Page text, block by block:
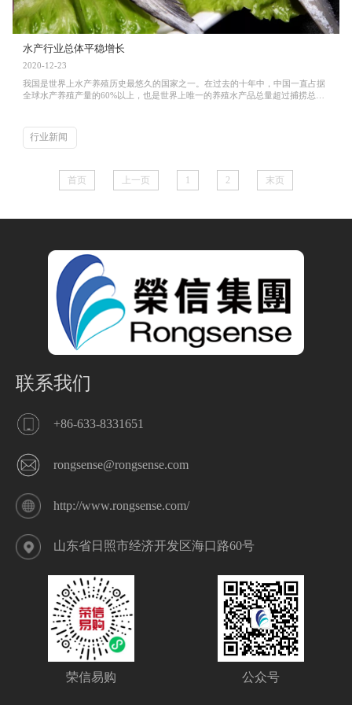
水产行业总体平稳增长
2020-12-23
我国是世界上水产养殖历史最悠久的国家之一。在过去的十年中，中国一直占据
全球水产养殖产量的60%以上，也是世界上唯一的养殖水产品总量超过捕捞总量
行业新闻
首页 上一页 1 2 末页
联系我们
+86-633-8331651
rongsense@rongsense.com
http://www.rongsense.com/
山东省日照市经济开发区海口路60号
荣信易购 公众号